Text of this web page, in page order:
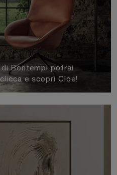
Bontempi potrai
e scopri Cloe!